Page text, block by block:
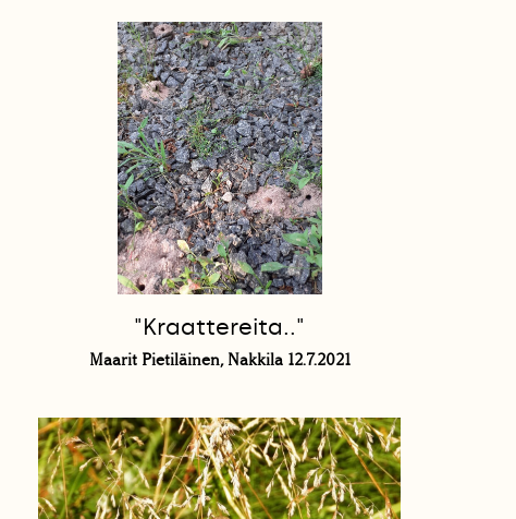
"Kraattereita.."
Maarit Pietiläinen, Nakkila 12.7.2021